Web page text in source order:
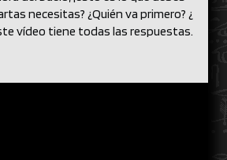
necesitas? ¿Quién va primero? ¿
vídeo tiene todas las respuestas.